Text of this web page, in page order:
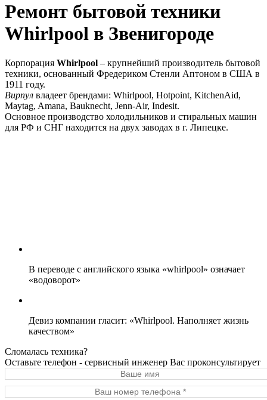
Ремонт бытовой техники
Whirlpool в Звенигороде
Корпорация Whirlpool – крупнейший производитель бытовой
техники, основанный Фредериком Стенли Аптоном в США в
1911 году.
Вирпул владеет брендами: Whirlpool, Hotpoint, KitchenAid,
Maytag, Amana, Bauknecht, Jenn-Air, Indesit.
Основное производство холодильников и стиральных машин
для РФ и СНГ находится на двух заводах в г. Липецке.
В переводе с английского языка «whirlpool» означает
«водоворот»
Девиз компании гласит: «Whirlpool. Наполняет жизнь
качеством»
Сломалась техника?
Оставьте телефон - сервисный инженер Вас проконсультирует